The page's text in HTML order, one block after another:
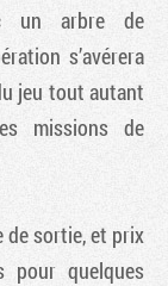
un arbre de
s’avérera
jeu tout autant
missions de
de sortie, et prix
pour quelques